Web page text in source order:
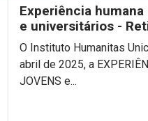
Experiência
e universitários -
O Instituto Humanitas
abril de 2025, a
JOVENS e...